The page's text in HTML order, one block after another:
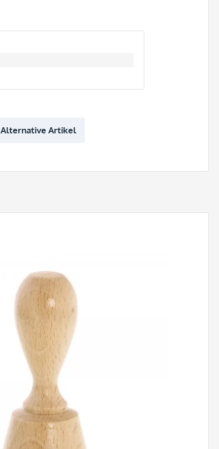
Alternative Artikel